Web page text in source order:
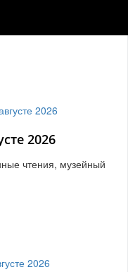
2026
чтения, музейный